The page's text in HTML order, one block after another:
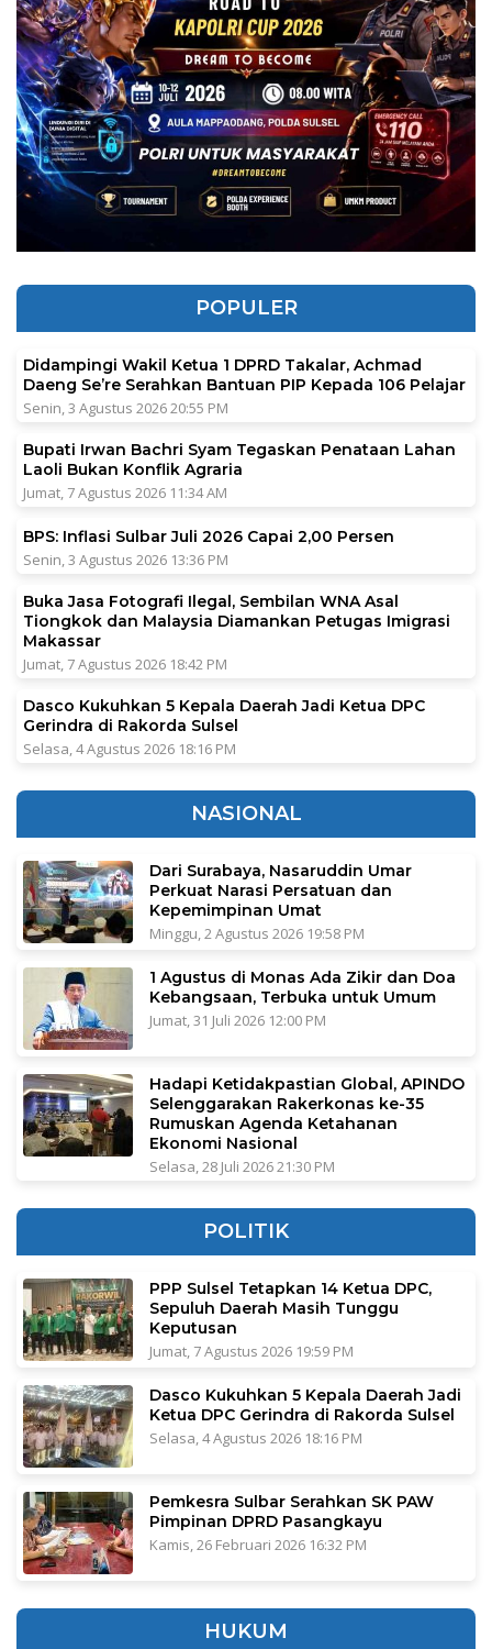
POPULER
Didampingi Wakil Ketua 1 DPRD Takalar, Achmad
Daeng Se’re Serahkan Bantuan PIP Kepada 106 Pelajar
Senin, 3 Agustus 2026 20:55 PM
Bupati Irwan Bachri Syam Tegaskan Penataan Lahan
Laoli Bukan Konflik Agraria
Jumat, 7 Agustus 2026 11:34 AM
BPS: Inflasi Sulbar Juli 2026 Capai 2,00 Persen
Senin, 3 Agustus 2026 13:36 PM
Buka Jasa Fotografi Ilegal, Sembilan WNA Asal
Tiongkok dan Malaysia Diamankan Petugas Imigrasi
Makassar
Jumat, 7 Agustus 2026 18:42 PM
Dasco Kukuhkan 5 Kepala Daerah Jadi Ketua DPC
Gerindra di Rakorda Sulsel
Selasa, 4 Agustus 2026 18:16 PM
NASIONAL
Dari Surabaya, Nasaruddin Umar
Perkuat Narasi Persatuan dan
Kepemimpinan Umat
Minggu, 2 Agustus 2026 19:58 PM
1 Agustus di Monas Ada Zikir dan Doa
Kebangsaan, Terbuka untuk Umum
Jumat, 31 Juli 2026 12:00 PM
Hadapi Ketidakpastian Global, APINDO
Selenggarakan Rakerkonas ke-35
Rumuskan Agenda Ketahanan
Ekonomi Nasional
Selasa, 28 Juli 2026 21:30 PM
POLITIK
PPP Sulsel Tetapkan 14 Ketua DPC,
Sepuluh Daerah Masih Tunggu
Keputusan
Jumat, 7 Agustus 2026 19:59 PM
Dasco Kukuhkan 5 Kepala Daerah Jadi
Ketua DPC Gerindra di Rakorda Sulsel
Selasa, 4 Agustus 2026 18:16 PM
Pemkesra Sulbar Serahkan SK PAW
Pimpinan DPRD Pasangkayu
Kamis, 26 Februari 2026 16:32 PM
HUKUM